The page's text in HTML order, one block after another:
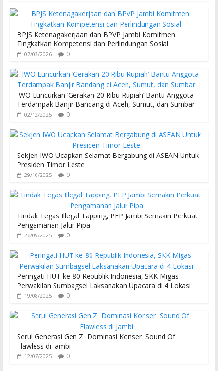
BPJS Ketenagakerjaan dan BPVP Jambi Komitmen
Tingkatkan Kompetensi dan Perlindungan Sosial
07/03/2026 0
IWO Luncurkan ‘Gerakan 20 Ribu Rupiah’ Bantu Anggota
Terdampak Banjir Bandang di Aceh, Sumut, dan Sumbar
02/12/2025 0
Sekjen IWO Ucapkan Selamat Bergabung di ASEAN Untuk
Presiden Timor Leste
29/10/2025 0
Tindak Tegas Illegal Tapping, PEP Jambi Semakin Perkuat
Pengamanan Jalur Pipa
26/09/2025 0
Peringati HUT ke-80 Republik Indonesia, SKK Migas
Perwakilan Sumbagsel Laksanakan Upacara di 4 Lokasi
19/08/2025 0
Seru! Generasi Gen Z Dominasi Konser Sound Of
Flawless di Jambi
12/07/2025 0